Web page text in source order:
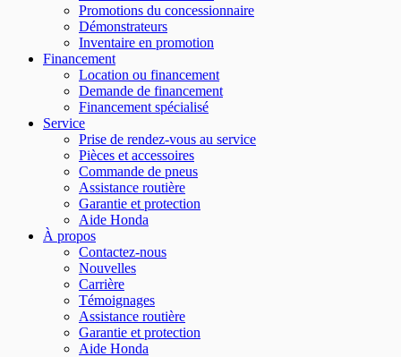
Promotions du concessionnaire
Démonstrateurs
Inventaire en promotion
Financement
Location ou financement
Demande de financement
Financement spécialisé
Service
Prise de rendez-vous au service
Pièces et accessoires
Commande de pneus
Assistance routière
Garantie et protection
Aide Honda
À propos
Contactez-nous
Nouvelles
Carrière
Témoignages
Assistance routière
Garantie et protection
Aide Honda